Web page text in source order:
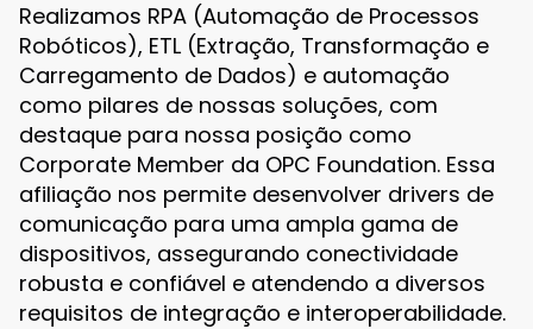
Realizamos RPA (Automação de Processos
Robóticos), ETL (Extração, Transformação e
Carregamento de Dados) e automação
como pilares de nossas soluções, com
destaque para nossa posição como
Corporate Member da OPC Foundation. Essa
afiliação nos permite desenvolver drivers de
comunicação para uma ampla gama de
dispositivos, assegurando conectividade
robusta e confiável e atendendo a diversos
requisitos de integração e interoperabilidade.